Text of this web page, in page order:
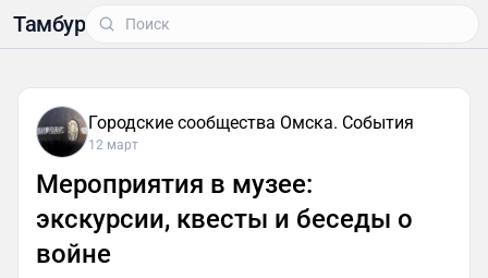
Тамбур
Городские сообщества Омска. События
12 март
Мероприятия в музее:
экскурсии, квесты и беседы о
войне